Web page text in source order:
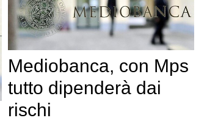
Mediobanca, con Mps
tutto dipenderà dai
rischi